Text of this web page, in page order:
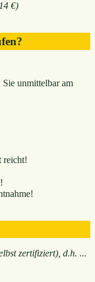
€)
Sie unmittelbar am
reicht!
zertifiziert), d.h. ...